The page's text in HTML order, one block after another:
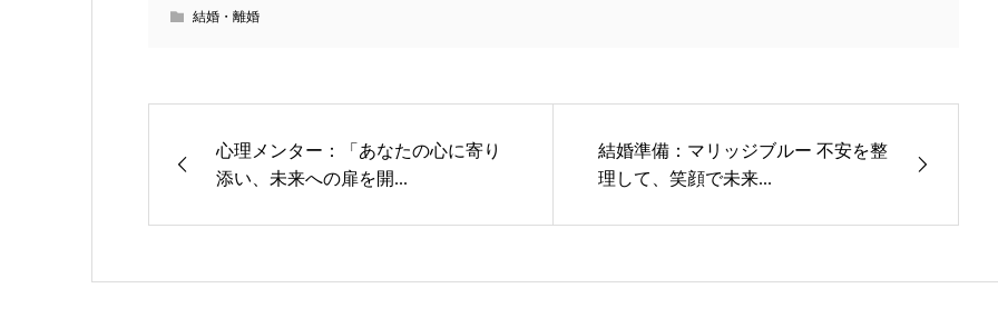
結婚・離婚
心理メンター：「あなたの心に寄り
添い、未来への扉を開...
結婚準備：マリッジブルー 不安を整
理して、笑顔で未来...